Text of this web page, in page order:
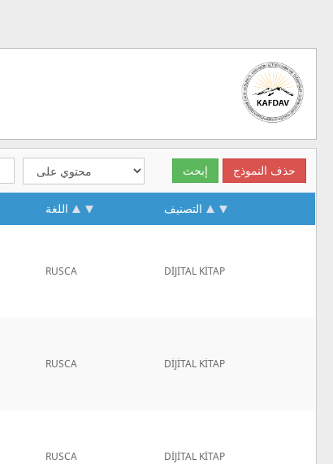
اللغة التصنيف
RUSCA DİJİTAL KİTAP
RUSCA DİJİTAL KİTAP
RUSCA DİJİTAL KİTAP